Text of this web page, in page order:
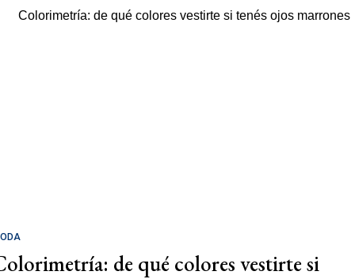
de qué colores vestirte si